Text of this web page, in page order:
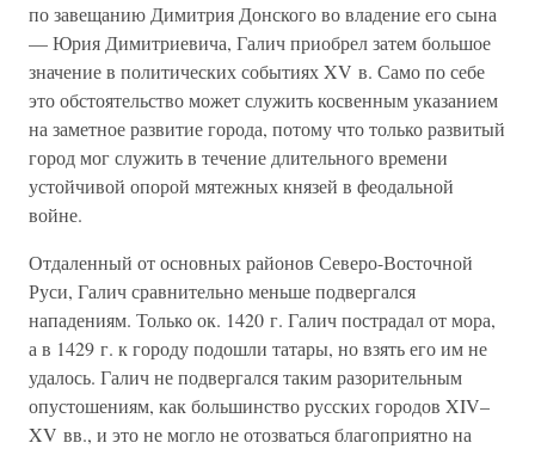
по завещанию Димитрия Донского во владение его сына
— Юрия Димитриевича, Галич приобрел затем большое
значение в политических событиях XV в. Само по себе
это обстоятельство может служить косвенным указанием
на заметное развитие города, потому что только развитый
город мог служить в течение длительного времени
устойчивой опорой мятежных князей в феодальной
войне.
Отдаленный от основных районов Северо-Восточной
Руси, Галич сравнительно меньше подвергался
нападениям. Только ок. 1420 г. Галич пострадал от мора,
а в 1429 г. к городу подошли татары, но взять его им не
удалось. Галич не подвергался таким разорительным
опустошениям, как большинство русских городов XIV–
XV вв., и это не могло не отозваться благоприятно на